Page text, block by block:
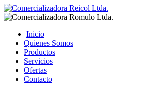
Inicio
Quienes Somos
Productos
Servicios
Ofertas
Contacto